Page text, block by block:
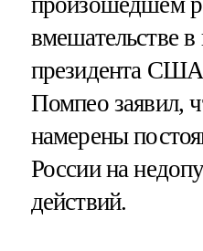
вмешательстве
президента США
Помпео заявил,
намерены
России на
действий.